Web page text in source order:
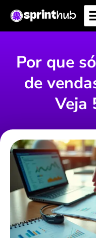
Por que
de
Veja